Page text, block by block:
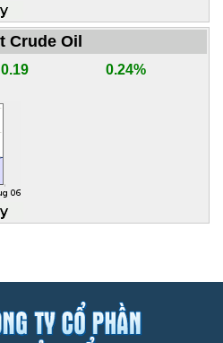
Crude Oil
0.24%